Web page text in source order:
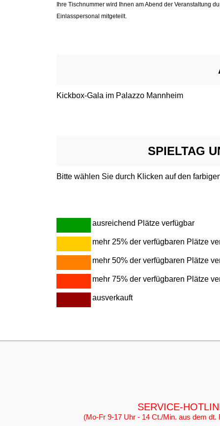
Ihre Tischnummer wird Ihnen am Abend der Veranstaltung
Einlasspersonal mitgeteilt.
Kickbox-Gala im Palazzo Mannheim
SPIELTAG
Bitte wählen Sie durch Klicken auf den
ausreichend Plätze verfügbar
mehr 25% der verfügbaren Plätze
mehr 50% der verfügbaren Plätze
mehr 75% der verfügbaren Plätze
ausverkauft
SERVICE-
(Mo-Fr 9-17 Uhr - 14 Ct./Min. aus dem